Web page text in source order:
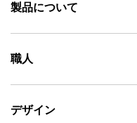
製品について
職人
デザイン